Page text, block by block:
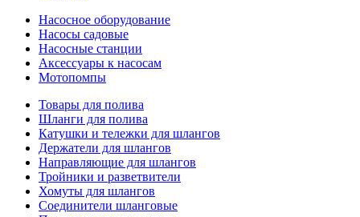
Насосное оборудование
Насосы садовые
Насосные станции
Аксессуары к насосам
Мотопомпы
Товары для полива
Шланги для полива
Катушки и тележки для шлангов
Держатели для шлангов
Направляющие для шлангов
Тройники и разветвители
Хомуты для шлангов
Соединители шланговые